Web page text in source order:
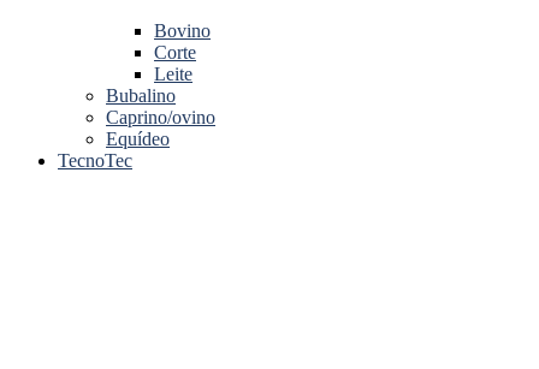
Bovino
Corte
Leite
Bubalino
Caprino/ovino
Equídeo
TecnoTec